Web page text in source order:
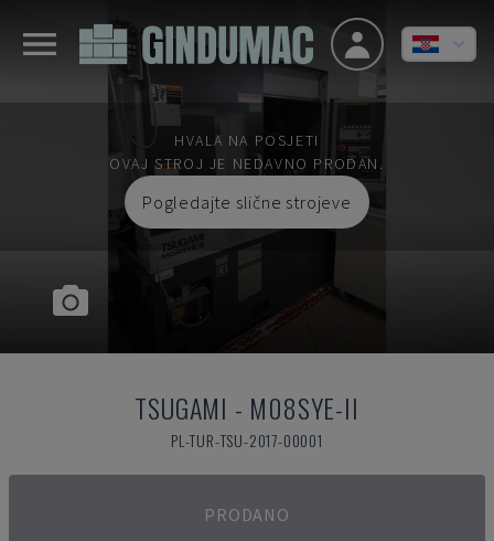
HVALA NA POSJETI
OVAJ STROJ JE NEDAVNO PRODAN.
Pogledajte slične strojeve
TSUGAMI - M08SYE-II
PL-TUR-TSU-2017-00001
PRODANO